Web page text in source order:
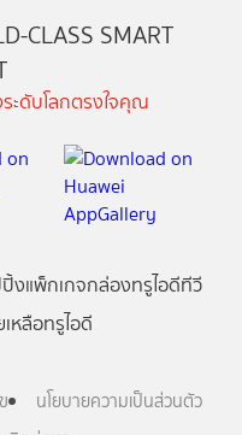
CLASS SMART
ะดับโลกตรงใจคุณ
งแพ็กเกจกล่องทรูไอดีทีวี
หลือทรูไอดี
นโยบายความเป็นส่วนตัว